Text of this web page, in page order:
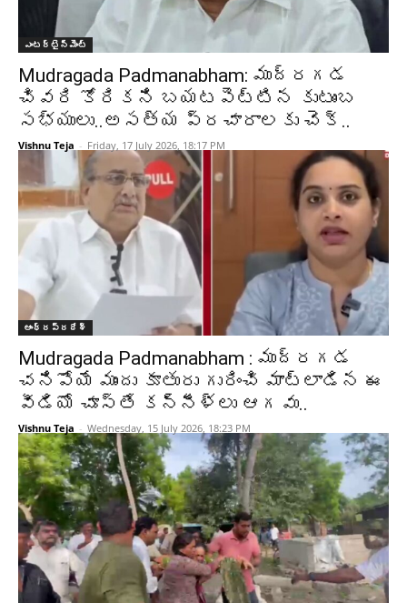
ఎంటర్టైన్మెంట్
Mudragada Padmanabham: ముద్రగడ
చివరి కోరికని బయటపెట్టిన కుటుంబ
సభ్యులు..అసత్య ప్రచారాలకు చెక్..
Vishnu Teja - Friday, 17 July 2026, 18:17 PM
ఆంధ్రప్రదేశ్‌
Mudragada Padmanabham : ముద్రగడ
చనిపోయే ముందు కూతురు గురించి మాట్లాడిన ఈ
వీడియో చూస్తే కన్నీళ్లు ఆగవు..
Vishnu Teja - Wednesday, 15 July 2026, 18:23 PM